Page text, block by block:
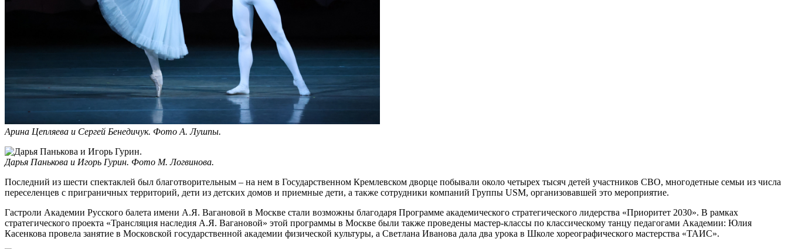
Арина Цепляева и Сергей Бенедичук. Фото А. Лушпы.
Дарья Панькова и Игорь Гурин. Фото М. Логвинова.
Последний из шести спектаклей был благотворительным – на нем в Государственном Кремлевском дворце побывали около четырех тысяч детей участников СВО, многодетные семьи из числа
переселенцев с приграничных территорий, дети из детских домов и приемные дети, а также сотрудники компаний Группы USM, организовавшей это мероприятие.
Гастроли Академии Русского балета имени А.Я. Вагановой в Москве стали возможны благодаря Программе академического стратегического лидерства «Приоритет 2030». В рамках
стратегического проекта «Трансляция наследия А.Я. Вагановой» этой программы в Москве были также проведены мастер-классы по классическому танцу педагогами Академии: Юлия
Касенкова провела занятие в Московской государственной академии физической культуры, а Светлана Иванова дала два урока в Школе хореографического мастерства «ТАИС».